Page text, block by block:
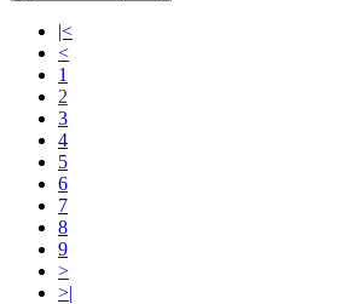
|<
<
1
2
3
4
5
6
7
8
9
>
>|